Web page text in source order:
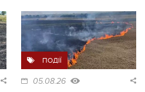
ПОДІЇ
05.08.26